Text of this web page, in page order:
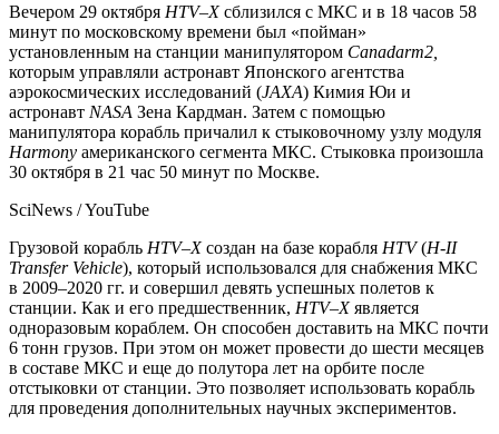
Вечером 29 октября HTV–Xсблизился с МКС и в 18 часов 58
минут по московскому времени был «пойман»
установленным на станции манипулятором Canadarm2,
которым управляли астронавт Японского агентства
аэрокосмических исследований (JAXA) Кимия Юи и
астронавт NASA Зена Кардман. Затем с помощью
манипулятора корабль причалил к стыковочному узлу модуля
Harmony американского сегмента МКС. Стыковка произошла
30 октября в 21 час 50 минут по Москве.
SciNews / YouTube
Грузовой корабль HTV–Xсоздан на базе корабля HTV(H-II
Transfer Vehicle), который использовался для снабжения МКС
в 2009–2020 гг. и совершил девять успешных полетов к
станции. Как и его предшественник, HTV–Xявляется
одноразовым кораблем. Он способен доставить на МКС почти
6 тонн грузов. При этом он может провести до шести месяцев
в составе МКС и еще до полутора лет на орбите после
отстыковки от станции. Это позволяет использовать корабль
для проведения дополнительных научных экспериментов.